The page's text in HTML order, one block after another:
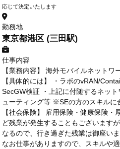
応じて決定いたします
勤務地
東京都港区 (三田駅)
仕事内容
【業務内容】 海外モバイルネットワ
【具体的には】 ・ラボのvRAN/
SecGW検証 ・上記に付随するネッ
ューティング等 ※SEの方のスキルに
【社会保険】 雇用保険・健康保険
ど残業が発生することもございます
なるので、行き過ぎた残業は御座い
なお仕事がありますので、スキルや